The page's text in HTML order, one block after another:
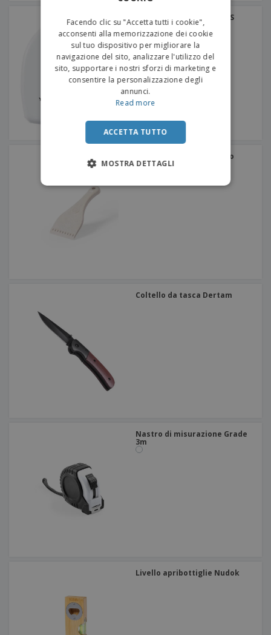
Metro a nastro BMI in ABS
Raschietto per il ghiaccio
Guñon
Coltello da tasca Dertam
Nastro di misurazione Grade
3m
Livello apribottiglie Nudok
Facendo clic su "Accetta tutti i cookie",
acconsenti alla memorizzazione dei cookie
sul tuo dispositivo per migliorare la
navigazione del sito, analizzare l'utilizzo del
sito, supportare i nostri sforzi di marketing e
consentire la personalizzazione degli
annunci.
Read more
ACCETTA TUTTO
MOSTRA DETTAGLI